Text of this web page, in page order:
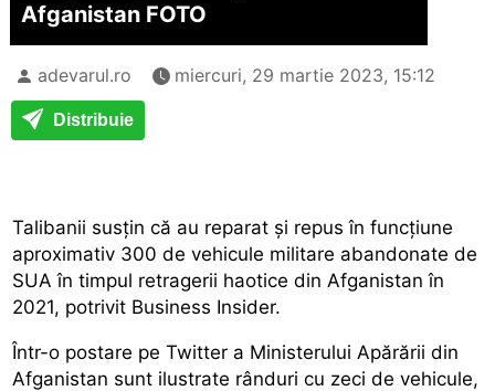
Afganistan FOTO
adevarul.ro miercuri, 29 martie 2023, 15:12
Distribuie
Talibanii susțin că au reparat și repus în funcțiune
aproximativ 300 de vehicule militare abandonate de
SUA în timpul retragerii haotice din Afganistan în
2021, potrivit Business Insider.
Într-o postare pe Twitter a Ministerului Apărării din
Afganistan sunt ilustrate rânduri cu zeci de vehicule,